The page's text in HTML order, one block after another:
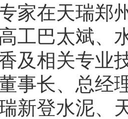
家在天瑞郑
工巴太斌、
及相关专业
事长、总经
新登水泥、